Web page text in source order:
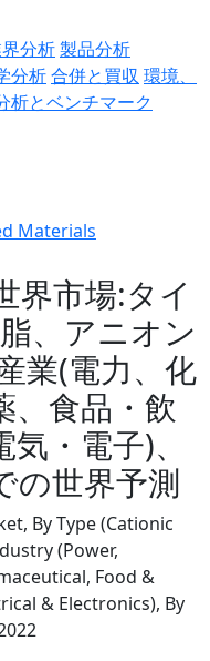
分析製品分析
分析合併と買収 環境、
析とベンチマーク
Materials
界市場:タイ
、アニオン
業(電力、化
、食品・飲
・電子)、
の世界予測
By Type (Cationic
(Power,
Food &
& Electronics), By